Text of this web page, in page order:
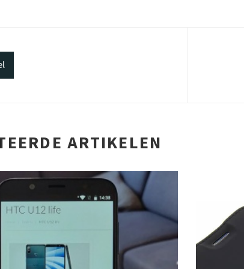
ARTIKELEN